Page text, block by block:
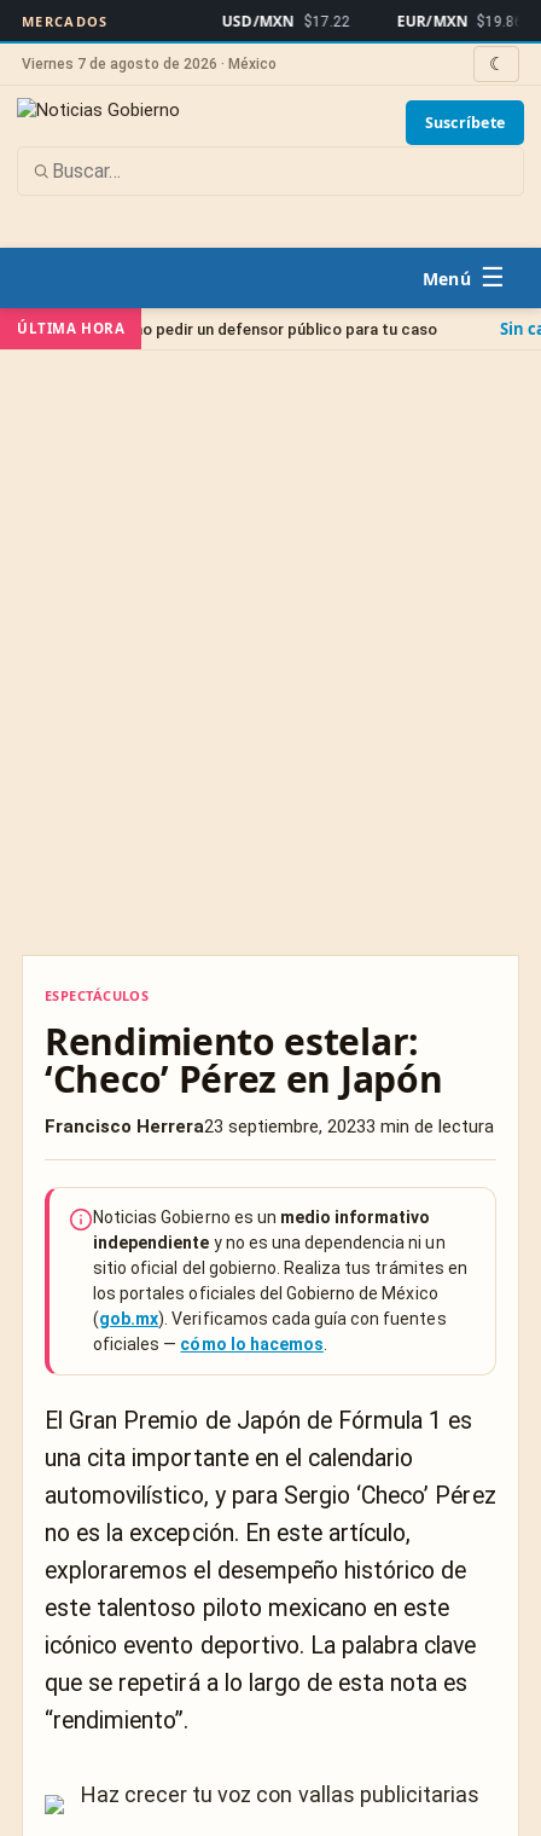
MERCADOS USD/MXN $17.22 EUR/MXN $19.86
Viernes 7 de agosto de 2026 · México ☾
Suscríbete
☰
ÚLTIMA HORA
cómo pedir un defensor público para tu caso Sin categoría
ESPECTÁCULOS
Rendimiento estelar:
‘Checo’ Pérez en Japón
Francisco Herrera23 septiembre, 20233 min de lectura
Noticias Gobierno es un medio informativo
independiente y no es una dependencia ni un
sitio oficial del gobierno. Realiza tus trámites en
los portales oficiales del Gobierno de México
(gob.mx). Verificamos cada guía con fuentes
oficiales — cómo lo hacemos
El Gran Premio de Japón de Fórmula 1 es
una cita importante en el calendario
automovilístico, y para Sergio ‘Checo’ Pérez
no es la excepción. En este artículo,
exploraremos el desempeño histórico de
este talentoso piloto mexicano en este
icónico evento deportivo. La palabra clave
que se repetirá a lo largo de esta nota es
“rendimiento”.